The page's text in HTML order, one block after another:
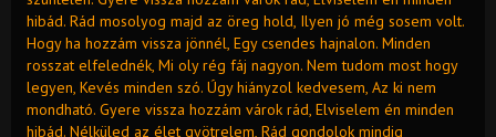
hibád. Rád mosolyog majd az öreg hold, Ilyen jó még sosem volt.
Hogy ha hozzám vissza jönnél, Egy csendes hajnalon. Minden
rosszat elfelednék, Mi oly rég fáj nagyon. Nem tudom most hogy
legyen, Kevés minden szó. Úgy hiányzol kedvesem, Az ki nem
mondható. Gyere vissza hozzám várok rád, Elviselem én minden
hibád. Nélküled az élet gyötrelem, Rád gondolok mindig